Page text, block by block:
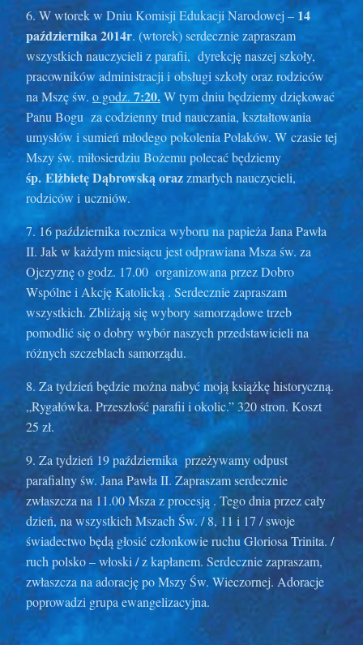
6. W wtorek w Dniu Komisji Edukacji Narodowej –14
października 2014r. (wtorek) serdecznie zapraszam
wszystkich nauczycieli z parafii, dyrekcję naszej szkoły,
pracowników administracji i obsługi szkoły oraz rodziców
na Mszę św. o godz. 7:20.W tym dniu będziemy dziękować
Panu Bogu za codzienny trud nauczania, kształtowania
umysłów i sumień młodego pokolenia Polaków. W czasie tej
Mszy św. miłosierdziu Bożemu polecać będziemy
śp. Elżbietę Dąbrowską orazzmarłych nauczycieli,
rodziców i uczniów.
7. 16 października rocznica wyboru na papieża Jana Pawła
II. Jak w każdym miesiącu jest odprawiana Msza św. za
Ojczyznę o godz. 17.00 organizowana przez Dobro
Wspólne i Akcję Katolicką . Serdecznie zapraszam
wszystkich. Zbliżają się wybory samorządowe trzeb
pomodlić się o dobry wybór naszych przedstawicieli na
różnych szczeblach samorządu.
8. Za tydzień będzie można nabyć moją książkę historyczną.
„Rygałówka. Przeszłość parafii i okolic.” 320 stron. Koszt
25 zł.
9. Za tydzień 19 października przeżywamy odpust
parafialny św. Jana Pawła II. Zapraszam serdecznie
zwłaszcza na 11.00 Msza z procesją . Tego dnia przez cały
dzień, na wszystkich Mszach Św. / 8, 11 i 17 / swoje
świadectwo będą głosić członkowie ruchu Gloriosa Trinita. /
ruch polsko – włoski / z kapłanem. Serdecznie zapraszam,
zwłaszcza na adorację po Mszy Św. Wieczornej. Adoracje
poprowadzi grupa ewangelizacyjna.